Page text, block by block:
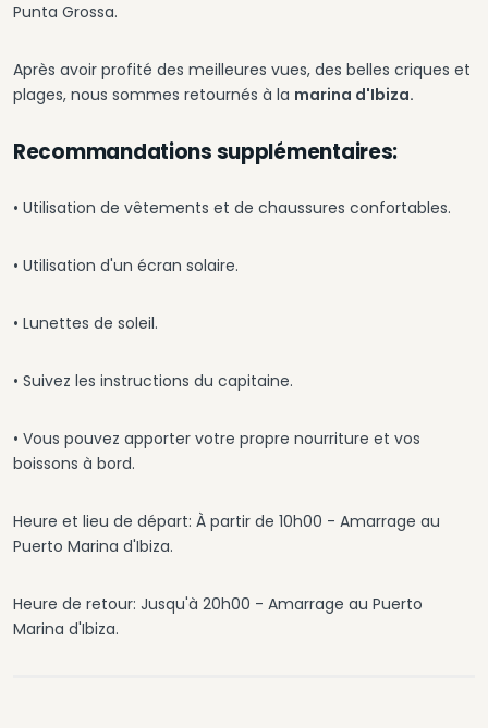
Punta Grossa.
Après avoir profité des meilleures vues, des belles criques et
plages, nous sommes retournés à la marina d'Ibiza.
Recommandations supplémentaires:
• Utilisation de vêtements et de chaussures confortables.
• Utilisation d'un écran solaire.
• Lunettes de soleil.
• Suivez les instructions du capitaine.
• Vous pouvez apporter votre propre nourriture et vos
boissons à bord.
Heure et lieu de départ: À partir de 10h00 - Amarrage au
Puerto Marina d'Ibiza.
Heure de retour: Jusqu'à 20h00 - Amarrage au Puerto
Marina d'Ibiza.